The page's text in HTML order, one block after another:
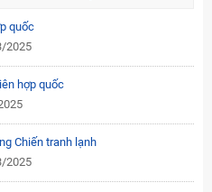
quốc
2025
hợp quốc
Chiến tranh lạnh
2025